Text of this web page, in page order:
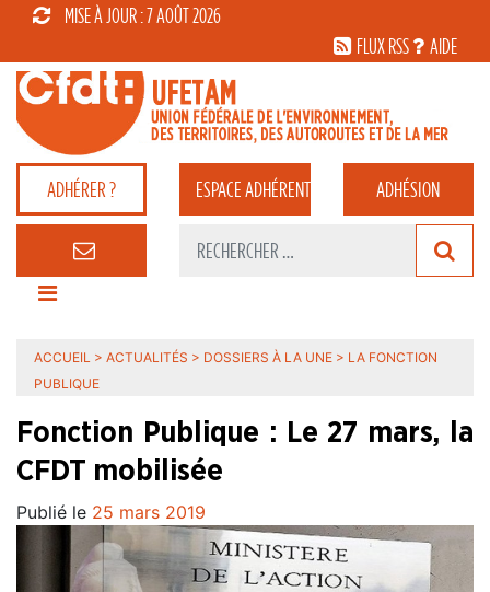
MISE À JOUR : 7 AOÛT 2026
FLUX RSS
AIDE
ADHÉRER ? ESPACEADHÉRENT ADHÉSION
ACCUEIL > ACTUALITÉS > DOSSIERS À LA UNE > LA FONCTION
PUBLIQUE
Fonction Publique : Le 27 mars, la
CFDT mobilisée
Publié le 25 mars 2019